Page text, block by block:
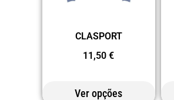
CLASPORT
11,50€
Ver opções